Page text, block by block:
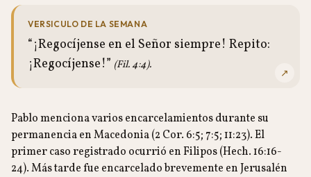
VERSICULO DE LA SEMANA
“¡Regocíjense en el Señor siempre! Repito:
¡Regocíjense!” (Fil. 4:4).
↗
Pablo menciona varios encarcelamientos durante su
permanencia en Macedonia (2 Cor. 6:5; 7:5; 11:23). El
primer caso registrado ocurrió en Filipos (Hech. 16:16-
24). Más tarde fue encarcelado brevemente en Jerusalén